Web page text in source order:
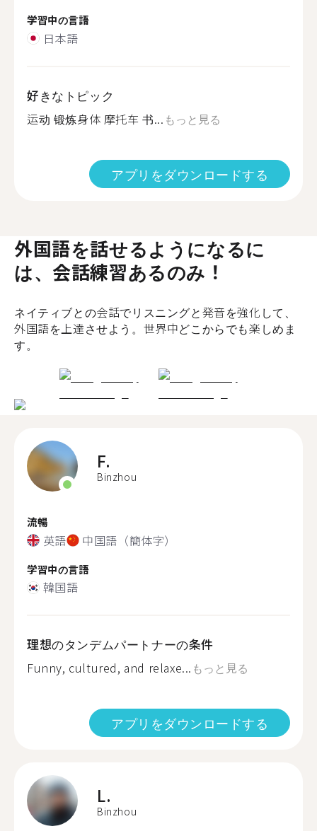
学習中の言語
日本語
好きなトピック
运动 锻炼身体 摩托车 书... もっと見る
アプリをダウンロードする
外国語を話せるようになるに
は、会話練習あるのみ！
ネイティブとの会話でリスニングと発音を強化して、
外国語を上達させよう。世界中どこからでも楽しめま
す。
F.
Binzhou
流暢
英語 中国語（簡体字）
学習中の言語
韓国語
理想のタンデムパートナーの条件
Funny, cultured, and relaxe... もっと見る
アプリをダウンロードする
L.
Binzhou